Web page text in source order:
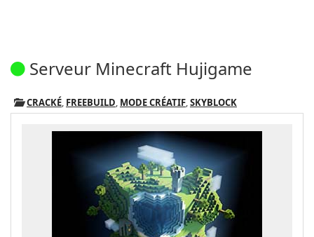
Serveur Minecraft Hujigame
CRACKÉ, FREEBUILD, MODE CRÉATIF,SKYBLOCK